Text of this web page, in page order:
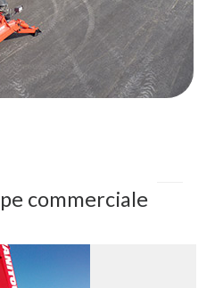
commerciale